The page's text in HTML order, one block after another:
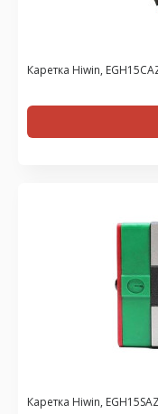
Каретка Hiwin,
Каретка Hiwin,